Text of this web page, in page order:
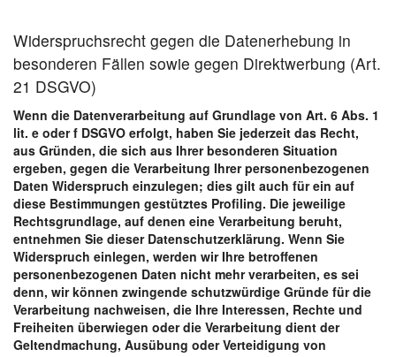
Widerspruchsrecht gegen die Datenerhebung in
besonderen Fällen sowie gegen Direktwerbung (Art.
21 DSGVO)
Wenn die Datenverarbeitung auf Grundlage von Art. 6 Abs. 1
lit. e oder f DSGVO erfolgt, haben Sie jederzeit das Recht,
aus Gründen, die sich aus Ihrer besonderen Situation
ergeben, gegen die Verarbeitung Ihrer personenbezogenen
Daten Widerspruch einzulegen; dies gilt auch für ein auf
diese Bestimmungen gestütztes Profiling. Die jeweilige
Rechtsgrundlage, auf denen eine Verarbeitung beruht,
entnehmen Sie dieser Datenschutzerklärung. Wenn Sie
Widerspruch einlegen, werden wir Ihre betroffenen
personenbezogenen Daten nicht mehr verarbeiten, es sei
denn, wir können zwingende schutzwürdige Gründe für die
Verarbeitung nachweisen, die Ihre Interessen, Rechte und
Freiheiten überwiegen oder die Verarbeitung dient der
Geltendmachung, Ausübung oder Verteidigung von